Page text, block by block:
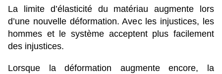
La limite d’élasticité du matériau augmente lors
d’une nouvelle déformation. Avec les injustices, les
hommes et le système acceptent plus facilement
des injustices.
Lorsque la déformation augmente encore, la